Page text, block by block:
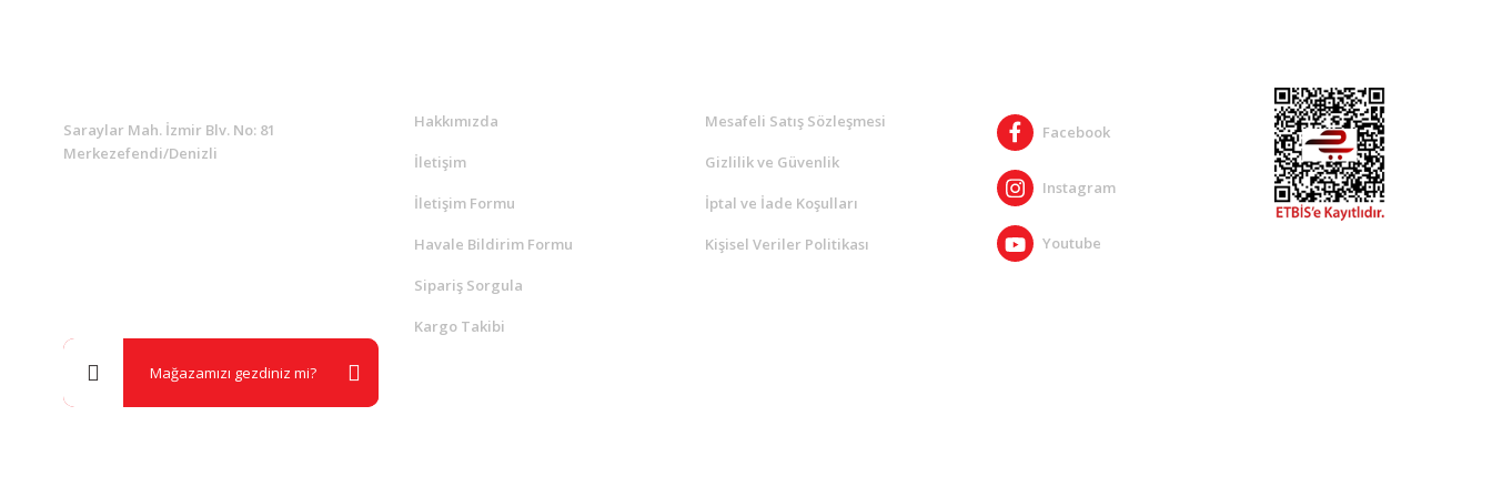
Saraylar Mah. İzmir Blv. No: 81
Merkezefendi/Denizli
Mağazamızı gezdiniz mi?
Hakkımızda
İletişim
İletişim Formu
Havale Bildirim Formu
Sipariş Sorgula
Kargo Takibi
Mesafeli Satış Sözleşmesi
Gizlilik ve Güvenlik
İptal ve İade Koşulları
Kişisel Veriler Politikası
Facebook
Instagram
Youtube